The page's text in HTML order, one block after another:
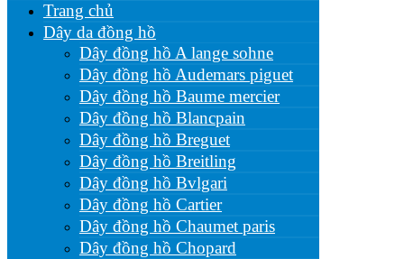
Trang chủ
Dây da đồng hồ
Dây đồng hồ A lange sohne
Dây đồng hồ Audemars piguet
Dây đồng hồ Baume mercier
Dây đồng hồ Blancpain
Dây đồng hồ Breguet
Dây đồng hồ Breitling
Dây đồng hồ Bvlgari
Dây đồng hồ Cartier
Dây đồng hồ Chaumet paris
Dây đồng hồ Chopard